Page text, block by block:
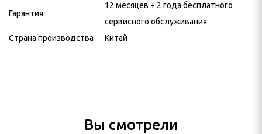
Гарантия
12 месяцев + 2 года бесплатного
сервисного обслуживания
Страна производства
Китай
Вы смотрели